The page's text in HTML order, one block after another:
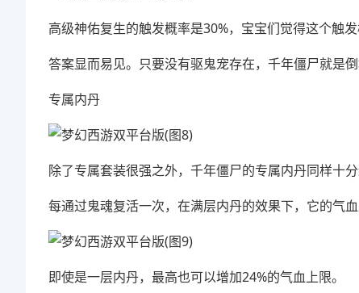
高级神佑复生的触发概率是30%，宝宝们觉得这个触
答案显而易见。只要没有驱鬼宠存在，千年僵尸就是
专属内丹
除了专属套装很强之外，千年僵尸的专属内丹同样十分
每通过鬼魂复活一次，在满层内丹的效果下，它的气
即使是一层内丹，最高也可以增加24%的气血上限。